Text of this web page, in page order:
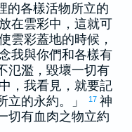
的各樣活物所立的
在雲彩中，這就可
雲彩蓋地的時候，
我與你們和各樣有
氾濫，毀壞一切有
，我看見，就要記
立的永約。」
17 神
切有血肉之物立約